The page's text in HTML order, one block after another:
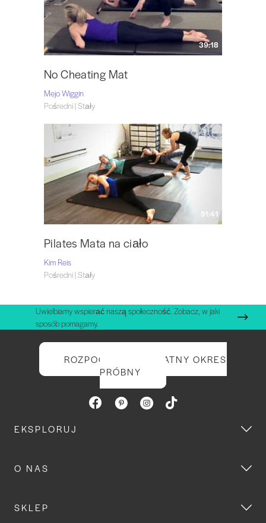
39:18
No Cheating Mat
Mejo Wiggin
Pośredni | Stały
51:41
Pilates Mata na ciało
Kim Reis
Pośredni | Stały
Uwielbiamy wspierać naszą społeczność. Zobacz, w jaki
sposób pomagamy.
ROZPOCZNIJ BEZPŁATNY OKRES
PRÓBNY
EKSPLORUJ
O NAS
SKLEP